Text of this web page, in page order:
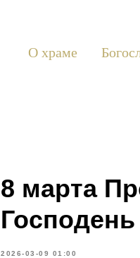
О храме
8 марта
2026-03-09 01:00